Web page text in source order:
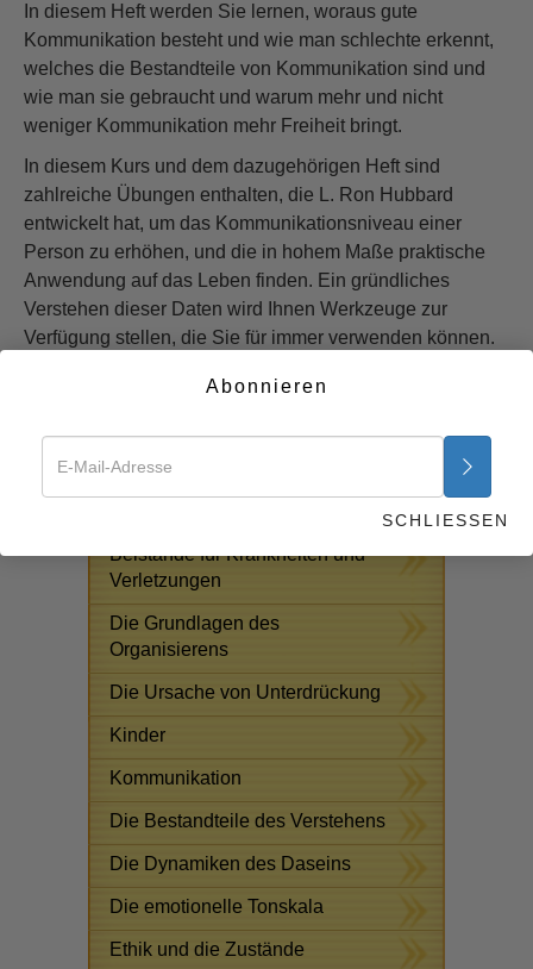
In diesem Heft werden Sie lernen, woraus gute
Kommunikation besteht und wie man schlechte erkennt,
welches die Bestandteile von Kommunikation sind und
wie man sie gebraucht und warum mehr und nicht
weniger Kommunikation mehr Freiheit bringt.
In diesem Kurs und dem dazugehörigen Heft sind
zahlreiche Übungen enthalten, die L. Ron Hubbard
entwickelt hat, um das Kommunikationsniveau einer
Person zu erhöhen, und die in hohem Maße praktische
Anwendung auf das Leben finden. Ein gründliches
Verstehen dieser Daten wird Ihnen Werkzeuge zur
Verfügung stellen, die Sie für immer verwenden können.
Beginnen Sie jetzt >>
KOSTENLOSE ONLINE-KURSE
Beistände für Krankheiten und
Verletzungen
Die Grundlagen des
Organisierens
Die Ursache von Unterdrückung
Kinder
Kommunikation
Die Bestandteile des Verstehens
Die Dynamiken des Daseins
Die emotionelle Tonskala
Ethik und die Zustände
Abonnieren
SCHLIESSEN